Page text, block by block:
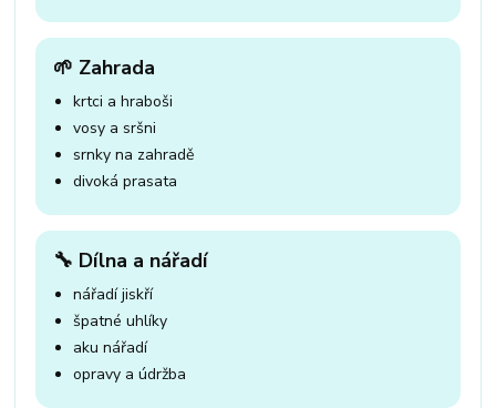
🌱 Zahrada
krtci a hraboši
vosy a sršni
srnky na zahradě
divoká prasata
🔧 Dílna a nářadí
nářadí jiskří
špatné uhlíky
aku nářadí
opravy a údržba